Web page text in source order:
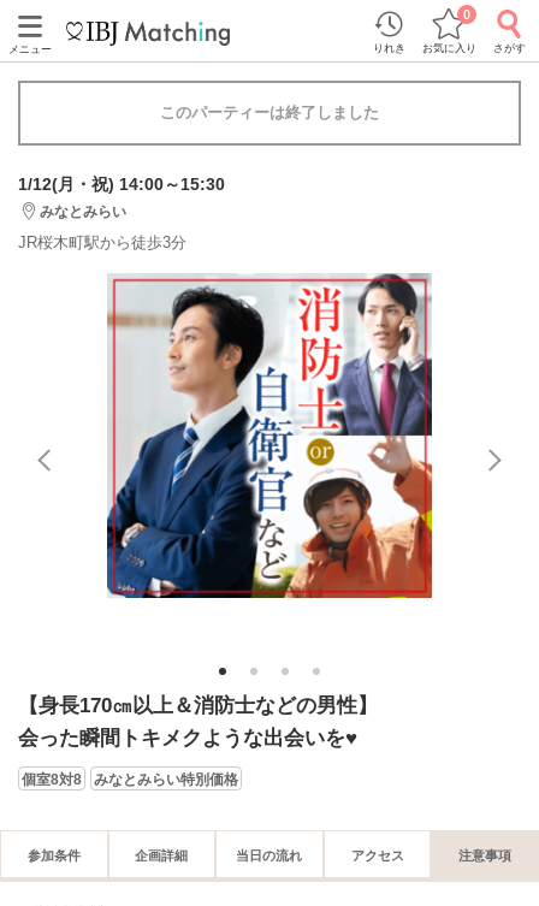
メニュー りれき お気に入り
0
さがす
このパーティーは終了しました
1/12(月・祝) 14:00～15:30
みなとみらい
JR桜木町駅から徒歩3分
1 2 3 4
【身長170㎝以上＆消防士などの男性】
会った瞬間トキメクような出会いを♥
個室8対8 みなとみらい特別価格
参加条件 企画詳細 当日の流れ アクセス 注意事項